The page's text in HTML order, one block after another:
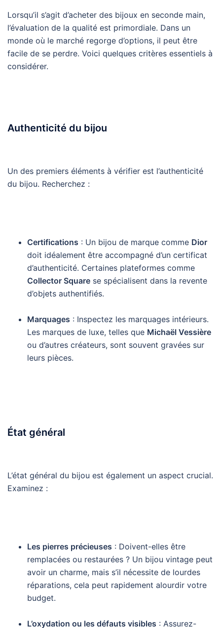
Lorsqu’il s’agit d’acheter des bijoux en seconde main,
l’évaluation de la qualité est primordiale. Dans un
monde où le marché regorge d’options, il peut être
facile de se perdre. Voici quelques critères essentiels à
considérer.
Authenticité du bijou
Un des premiers éléments à vérifier est l’authenticité
du bijou. Recherchez :
Certifications : Un bijou de marque comme Dior
doit idéalement être accompagné d’un certificat
d’authenticité. Certaines plateformes comme
Collector Square se spécialisent dans la revente
d’objets authentifiés.
Marquages : Inspectez les marquages intérieurs.
Les marques de luxe, telles que Michaël Vessière
ou d’autres créateurs, sont souvent gravées sur
leurs pièces.
État général
L’état général du bijou est également un aspect crucial.
Examinez :
Les pierres précieuses : Doivent-elles être
remplacées ou restaurées ? Un bijou vintage peut
avoir un charme, mais s’il nécessite de lourdes
réparations, cela peut rapidement alourdir votre
budget.
L’oxydation ou les défauts visibles : Assurez-